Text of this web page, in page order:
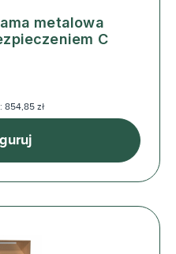
metalowa
C
854,85 zł